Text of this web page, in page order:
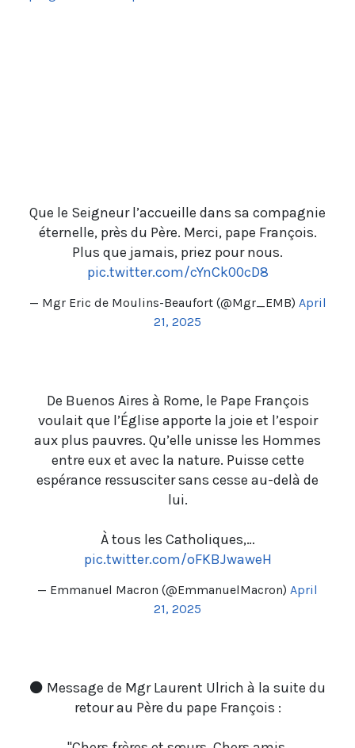
Que le Seigneur l’accueille dans sa compagnie
éternelle, près du Père. Merci, pape François.
Plus que jamais, priez pour nous.
pic.twitter.com/cYnCk00cD8
— Mgr Eric de Moulins-Beaufort (@Mgr_EMB) April
21, 2025
De Buenos Aires à Rome, le Pape François
voulait que l’Église apporte la joie et l’espoir
aux plus pauvres. Qu’elle unisse les Hommes
entre eux et avec la nature. Puisse cette
espérance ressusciter sans cesse au-delà de
lui.
À tous les Catholiques,…
pic.twitter.com/oFKBJwaweH
— Emmanuel Macron (@EmmanuelMacron) April
21, 2025
⚫ Message de Mgr Laurent Ulrich à la suite du
retour au Père du pape François :